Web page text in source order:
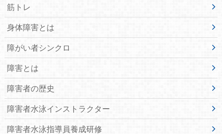
筋トレ
身体障害とは
障がい者シンクロ
障害とは
障害者の歴史
障害者水泳インストラクター
障害者水泳指導員養成研修